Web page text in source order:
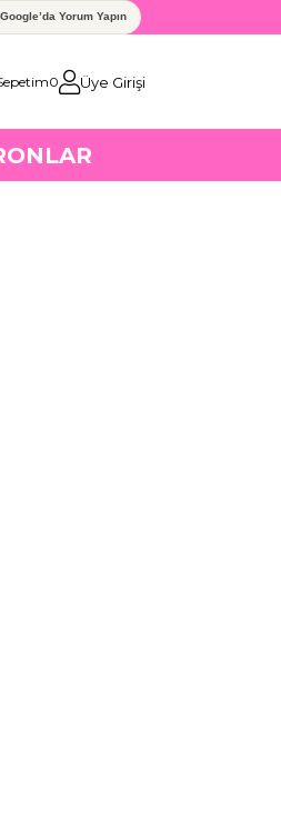
Google’da Yorum Yapın
0 Üye Girişi